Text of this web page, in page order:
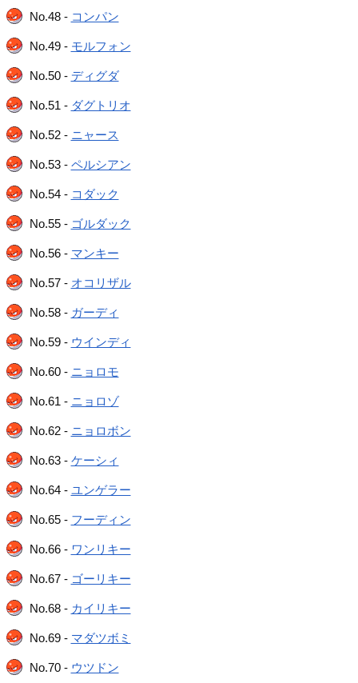
No.48 - コンパン
No.49 - モルフォン
No.50 - ディグダ
No.51 - ダグトリオ
No.52 - ニャース
No.53 - ペルシアン
No.54 - コダック
No.55 - ゴルダック
No.56 - マンキー
No.57 - オコリザル
No.58 - ガーディ
No.59 - ウインディ
No.60 - ニョロモ
No.61 - ニョロゾ
No.62 - ニョロボン
No.63 - ケーシィ
No.64 - ユンゲラー
No.65 - フーディン
No.66 - ワンリキー
No.67 - ゴーリキー
No.68 - カイリキー
No.69 - マダツボミ
No.70 - ウツドン